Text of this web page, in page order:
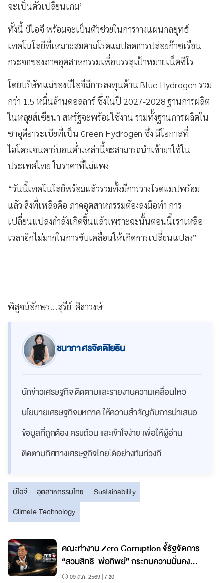
จะเป็นตัวเปลี่ยนเกม”
ทั้งนี้ บีไอจี พร้อมจะเป็นตัวช่วยในการวางแผนกลยุทธ์
เทคโนโลยีที่เหมาะสมตามโรดแมปลดการปล่อยก๊าซเรือน
กระจกของภาคอุตสาหกรรมเพื่อบรรลุเป้าหมายเน็ตซีโร่
โดยบริษัทแม่ของบีไอจีมีการลงทุนด้าน Blue Hydrogen รวม
กว่า 1.5 หมื่นล้านดอลลาร์ ซึ่งในปี 2027-2028 ฐานการผลิต
ในหลุยส์เซียนา สหรัฐจะพร้อมใช้งาน รวมทั้งฐานการผลิตใน
ซาอุดีอาระเบียที่เป็น Green Hydrogen ซึ่ง มีโอกาสที่
ไฮโดรเจนคาร์บอนต่ำเหล่านี้จะสามารถนำเข้ามาใช้ใน
ประเทศไทย ในราคาที่ไม่แพง
“วันนี้เทคโนโลยีพร้อมแล้วรวมทั้งมีการวางโรดแมปพร้อม
แล้ว สิ่งที่เหลือคือ ภาคอุตสาหกรรมต้องลงมือทำ การ
เปลี่ยนแปลงกำลังเกิดขึ้นแล้วเพราะฉะนั้นตอนนี้เราเหลือ
เวลาอีกไม่มากในการขับเคลื่อนให้เกิดการเปลี่ยนแปลง”
พิสูจน์อักษร....สุรีย์ ศิลาวงษ์
ชนาภา ศรจิตติโยธิน
นักข่าวเศรษฐกิจ ติดตามและรายงานความเคลื่อนไหว
นโยบายเศรษฐกิจมหภาค ให้ความสำคัญกับการนำเสนอ
ข้อมูลที่ถูกต้อง ครบถ้วน และเข้าใจง่าย เพื่อให้ผู้อ่าน
ติดตามทิศทางเศรษฐกิจไทยได้อย่างทันท่วงที
บีไอจี อุตสาหกรรมไทย
Sustainability
Climate Technology
คณะทำงาน Zero Corruption จี้รัฐจัดการ
“สวมสิทธิ–พ่อทิพย์” กระทบความมั่นคง
ทางเศรษฐกิจ
09 ส.ค. 2569 | 7:20